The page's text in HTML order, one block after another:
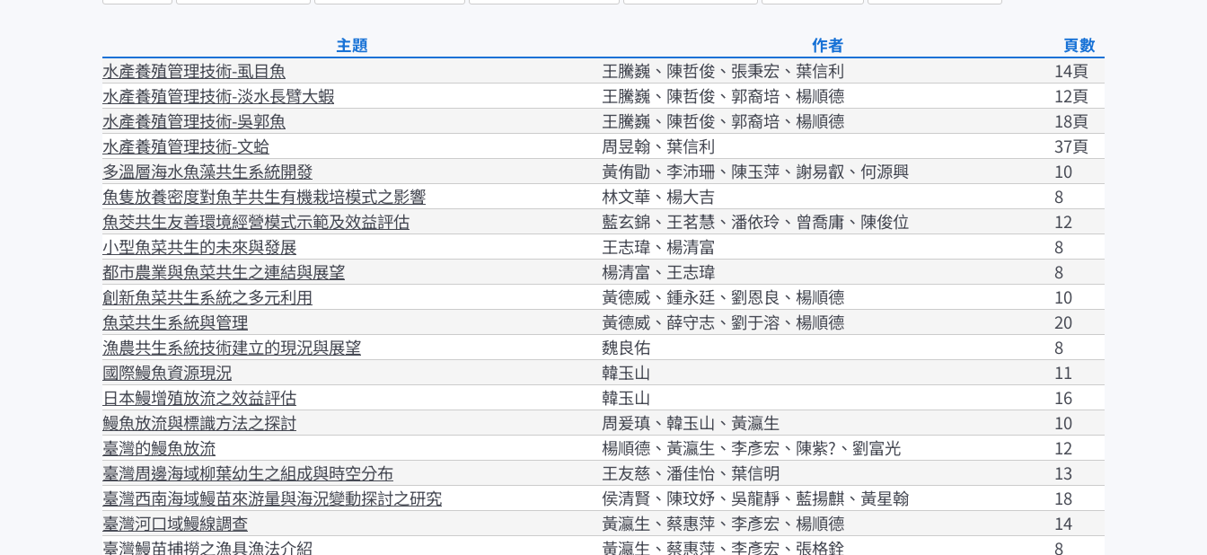
主題 作者 頁數
水產養殖管理技術-虱目魚 王騰巍、陳哲俊、張秉宏、葉信利
14頁
水產養殖管理技術-淡水長臂大蝦
王騰巍、陳哲俊、郭裔培、楊順德
12頁
水產養殖管理技術-吳郭魚
王騰巍、陳哲俊、郭裔培、楊順德
18頁
水產養殖管理技術-文蛤
周昱翰、葉信利
37頁
多溫層海水魚藻共生系統開發
黃侑勖、李沛珊、陳玉萍、謝易叡、何源興
10
魚隻放養密度對魚芋共生有機栽培模式之影響
林文華、楊大吉
8
魚茭共生友善環境經營模式示範及效益評估
藍玄錦、王茗慧、潘依玲、曾喬庸、陳俊位
12
小型魚菜共生的未來與發展
王志瑋、楊清富
8
都市農業與魚菜共生之連結與展望
楊清富、王志瑋
8
創新魚菜共生系統之多元利用
黃德威、鍾永廷、劉恩良、楊順德
10
魚菜共生系統與管理
黃德威、薛守志、劉于溶、楊順德
20
漁農共生系統技術建立的現況與展望
魏良佑
8
國際鰻魚資源現況
韓玉山
11
日本鰻增殖放流之效益評估
韓玉山
16
鰻魚放流與標識方法之探討
周爰瑱、韓玉山、黃瀛生
10
臺灣的鰻魚放流
楊順德、黃瀛生、李彥宏、陳紫?、劉富光
12
臺灣周邊海域柳葉幼生之組成與時空分布
王友慈、潘佳怡、葉信明
13
臺灣西南海域鰻苗來游量與海況變動探討之研究
侯清賢、陳玟妤、吳龍靜、藍揚麒、黃星翰
18
臺灣河口域鰻線調查
黃瀛生、蔡惠萍、李彥宏、楊順德
14
臺灣鰻苗捕撈之漁具漁法介紹
黃瀛生、蔡惠萍、李彥宏、張格銓 8